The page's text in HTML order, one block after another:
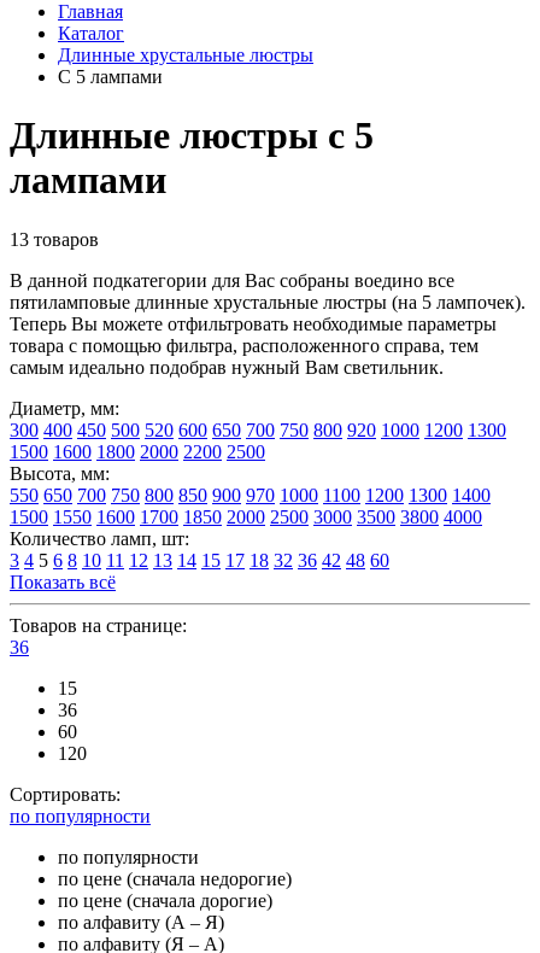
Главная
Каталог
Длинные хрустальные люстры
С 5 лампами
Длинные люстры с 5
лампами
13 товаров
В данной подкатегории для Вас собраны воедино все
пятиламповые длинные хрустальные люстры (на 5 лампочек).
Теперь Вы можете отфильтровать необходимые параметры
товара с помощью фильтра, расположенного справа, тем
самым идеально подобрав нужный Вам светильник.
Диаметр, мм:
300 400 450 500 520 600 650 700 750 800 920 1000 1200 1300
1500 1600 1800 2000 2200 2500
Высота, мм:
550 650 700 750 800 850 900 970 1000 1100 1200 1300 1400
1500 1550 1600 1700 1850 2000 2500 3000 3500 3800 4000
Количество ламп, шт:
3 4 5 6 8 10 11 12 13 14 15 17 18 32 36 42 48 60
Показать всё
Товаров на странице:
36
15
36
60
120
Сортировать:
по популярности
по популярности
по цене (сначала недорогие)
по цене (сначала дорогие)
по алфавиту (А – Я)
по алфавиту (Я – А)